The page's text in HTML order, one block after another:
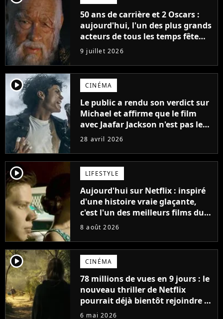
50 ans de carrière et 2 Oscars :
aujourd'hui, l'un des plus grands
acteurs de tous les temps fête
ses 70 ans
9 juillet 2026
player2 CINÉMA
Le public a rendu son verdict sur
Michael et affirme que le film
avec Jaafar Jackson n'est pas le
meilleur biopic musical de 2026.
28 avril 2026
player2 LIFESTYLE
Aujourd'hui sur Netflix : inspiré
d'une histoire vraie glaçante,
c'est l'un des meilleurs films du
21ème siècle
8 août 2026
player2 CINÉMA
78 millions de vues en 9 jours : le
nouveau thriller de Netflix
pourrait déjà bientôt rejoindre le
top 10 des films les plus vus de
6 mai 2026